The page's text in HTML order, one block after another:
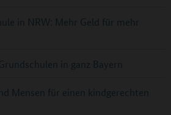
in NRW: Mehr Geld für mehr
in ganz Bayern
Mensen für einen kindgerechten